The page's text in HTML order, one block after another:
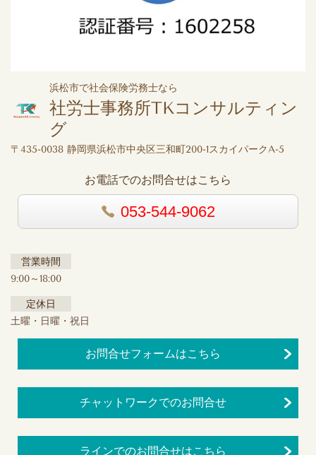
浜松市で社会保険労務士なら
社労士事務所TKコンサルティン
グ
〒435-0038 静岡県浜松市中央区三和町200-1スカイパークA-5
お電話でのお問合せはこちら
053-544-9062
営業時間
9:00～18:00
定休日
土曜・日曜・祝日
お問合せフォームはこちら
チャットワークでのお問合せ
ラインでのお問合せはこちら